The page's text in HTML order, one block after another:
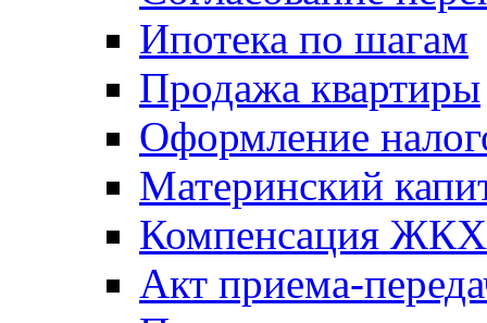
Ипотека по шагам
Продажа квартиры
Оформление
Материнский
Компенсация ЖКХ
Акт приема-